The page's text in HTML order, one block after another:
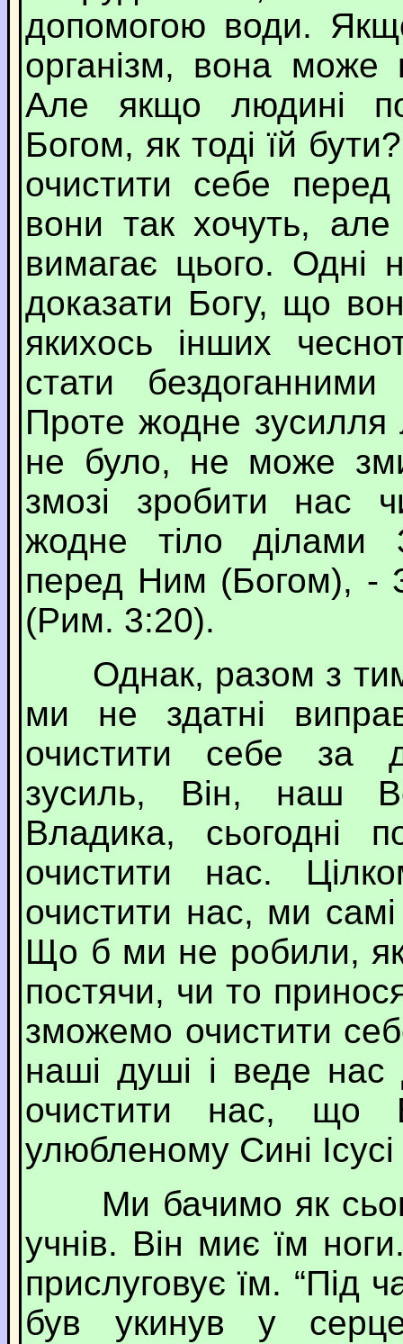
допомогою води.
організм, вона може
Але якщо людині
Богом, як тоді їй
очистити себе
вони так хочуть,
вимагає цього. Одні
доказати Богу, що
якихось інших
стати
Проте жодне
не було, не може
змозі зробити нас
жодне тіло ділами
перед Ним (Богом), -
(Рим. 3:20).
Однак, разом з
ми не здатні
очистити себе за
зусиль, Він, наш
Владика, сьогодні
очистити нас.
очистити нас, ми
Що б ми не робили,
постячи, чи то
зможемо очистити
наші душі і веде
очистити нас, що
улюбленому Сині Ісусі
Ми бачимо як
учнів. Він миє їм
прислуговує їм. “Під
був укинув у